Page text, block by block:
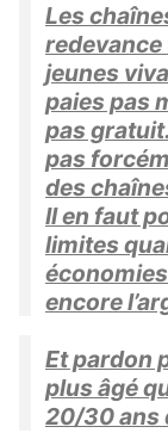
Les
redevance
jeunes
paies pas
pas
pas
des
Il en faut
limites
encore
Et pardon
plus âgé
20/30 ans